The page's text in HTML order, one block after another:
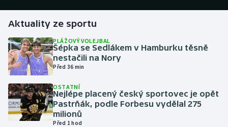
Golf
Gymnastika
Házená
Jezdectví
Judo
Aktuality ze sportu
PLÁŽOVÝ VOLEJBAL
Šépka se Sedlákem v Hamburku těsně
nestačili na Nory
Před 36 min
OSTATNÍ
Nejlépe placený český sportovec je opět
Pastrňák, podle Forbesu vydělal 275
milionů
Před 1 hod